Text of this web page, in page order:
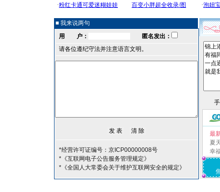
■ 我来说两句
用 户：
匿名发出：
请各位遵纪守法并注意语言文明。
*经营许可证编号：京ICP00000008号
*《互联网电子公告服务管理规定》
*《全国人大常委会关于维护互联网安全的规定》
最
夏
幸